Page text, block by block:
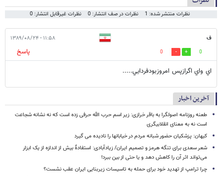
نظرات منتشر شده: 1 نظرات در صف انتشار: 0 نظرات غیرقابل انتشار: 0
ف ۱۱:۵۸ - ۱۳۸۹/۰۸/۲۴
0
0
پاسخ
اي واي اگرازپس امروزبودفردايي.....
آخرین اخبار
طعنه روزنامه اصولگرا به باقر خرازی: زیر اسم حرب الله حرفی زده است که نه نشانه شجاعت
است نه به معنای انقلابیگری
کیهان: پزشکیان حضور شبانه مردم در خیابانها را نادیده می گیرد
شعر سعدی برای تنگه هرمز و تصمیم ایران/ زیادآبادی: استفادهٔ بیش از اندازه از یک ابزار
می‌تواند اثر آن را کاهش دهد و یا حتی از بین ببرد!
چرا ترامپ از تهدید خود برای حمله به تاسیسات زیربنایی ایران عقب نشست؟